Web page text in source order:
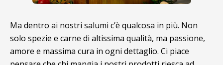
Ma dentro ai nostri salumi c’è qualcosa in più. Non
solo spezie e carne di altissima qualità, ma passione,
amore e massima cura in ogni dettaglio. Ci piace